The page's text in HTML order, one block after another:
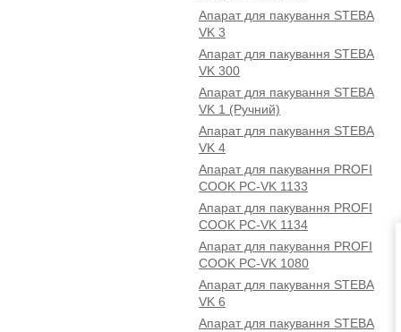
Апарат для пакування STEBA
VK 3
Апарат для пакування STEBA
VK 300
Апарат для пакування STEBA
VK 1 (Ручний)
Апарат для пакування STEBA
VK 4
Апарат для пакування PROFI
COOK PC-VK 1133
Апарат для пакування PROFI
COOK PC-VK 1134
Апарат для пакування PROFI
COOK PC-VK 1080
Апарат для пакування STEBA
VK 6
Апарат для пакування STEBA